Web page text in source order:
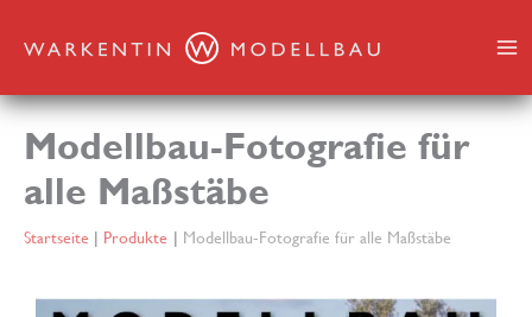
Inhalt
Modellbau-Fotografie für
alle Maßstäbe
Startseite Produkte Modellbau-Fotografie für alle Maßstäbe